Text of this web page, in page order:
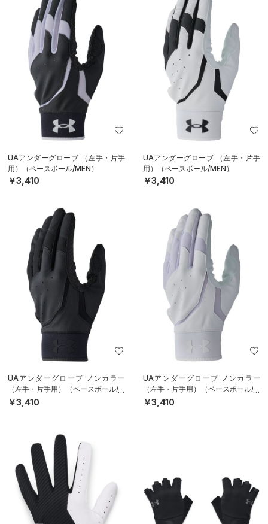
UAアンダーグローブ （左手・片手
用）（ベースボール/MEN）
￥3,410
UAアンダーグローブ （左手・片手
用）（ベースボール/MEN）
￥3,410
UAアンダーグローブ ノンカラー
（左手・片手用）（ベースボール/M
EN）
￥3,410
UAアンダーグローブ ノンカラー
（左手・片手用）（ベースボール/M
EN）
￥3,410